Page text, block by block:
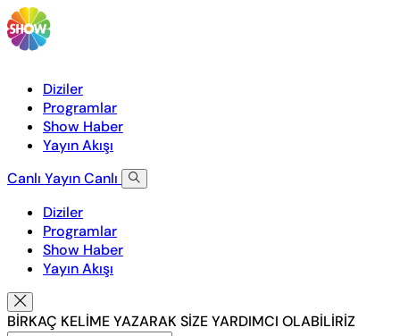
Diziler
Programlar
Show Haber
Yayın Akışı
Canlı YayınCanlı
Diziler
Programlar
Show Haber
Yayın Akışı
BİRKAÇ KELİME YAZARAK SİZE YARDIMCI OLABİLİRİZ